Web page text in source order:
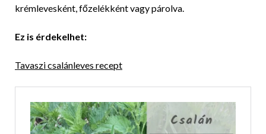
krémlevesként, főzelékként vagy párolva.
Ez is érdekelhet:
Tavaszi csalánleves recept